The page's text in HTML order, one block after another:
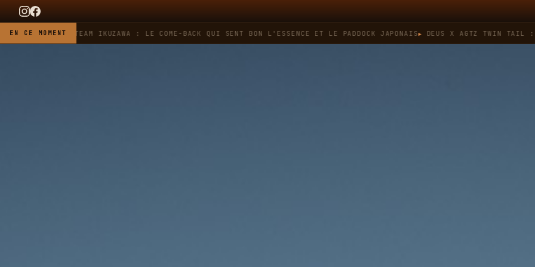
EN CE MOMENT
HEUER X TEAM IKUZAWA : LE COME-BACK QUI SENT BON L'ESSENCE ET LE PADDOCK JAPONAIS DEUS X AGTZ TWIN TAIL : QUAND